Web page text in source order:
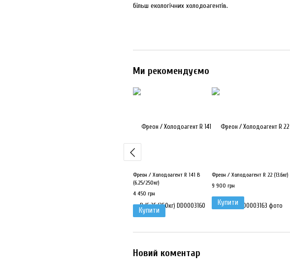
більш екологічних холодоагентів.
Ми рекомендуємо
Фреон / Холодоагент R 141 В
(6.25/250кг)
4 450 грн
Купити
Фреон / Холодоагент R 22 (13.6кг)
9 900 грн
Купити
Новий коментар